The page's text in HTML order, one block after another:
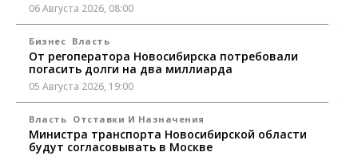
06 Августа 2026, 08:00
Бизнес Власть
От регоператора Новосибирска потребовали
погасить долги на два миллиарда
05 Августа 2026, 19:00
Власть Отставки И Назначения
Министра транспорта Новосибирской области
будут согласовывать в Москве